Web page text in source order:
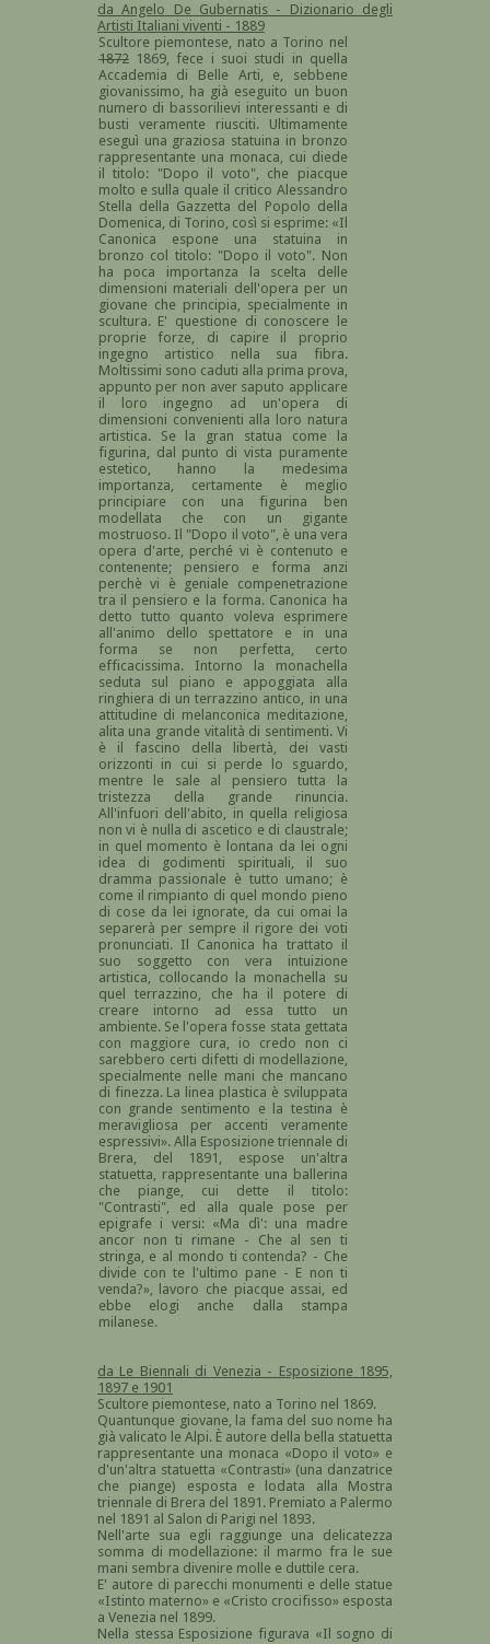
da Angelo De Gubernatis - Dizionario degli
Artisti Italiani viventi - 1889
Scultore piemontese, nato a Torino nel
18721869, fece i suoi studi in quella
Accademia di Belle Arti, e, sebbene
giovanissimo, ha già eseguito un buon
numero di bassorilievi interessanti e di
busti veramente riusciti. Ultimamente
eseguì una graziosa statuina in bronzo
rappresentante una monaca, cui diede
il titolo: "Dopo il voto", che piacque
molto e sulla quale il critico Alessandro
Stella della Gazzetta del Popolo della
Domenica, di Torino, così si esprime: «Il
Canonica espone una statuina in
bronzo col titolo: "Dopo il voto". Non
ha poca importanza la scelta delle
dimensioni materiali dell'opera per un
giovane che principia, specialmente in
scultura. E' questione di conoscere le
proprie forze, di capire il proprio
ingegno artistico nella sua fibra.
Moltissimi sono caduti alla prima prova,
appunto per non aver saputo applicare
il loro ingegno ad un'opera di
dimensioni convenienti alla loro natura
artistica. Se la gran statua come la
figurina, dal punto di vista puramente
estetico, hanno la medesima
importanza, certamente è meglio
principiare con una figurina ben
modellata che con un gigante
mostruoso. Il "Dopo il voto", è una vera
opera d'arte, perché vi è contenuto e
contenente; pensiero e forma anzi
perchè vi è geniale compenetrazione
tra il pensiero e la forma. Canonica ha
detto tutto quanto voleva esprimere
all'animo dello spettatore e in una
forma se non perfetta, certo
efficacissima. Intorno la monachella
seduta sul piano e appoggiata alla
ringhiera di un terrazzino antico, in una
attitudine di melanconica meditazione,
alita una grande vitalità di sentimenti. Vi
è il fascino della libertà, dei vasti
orizzonti in cui si perde lo sguardo,
mentre le sale al pensiero tutta la
tristezza della grande rinuncia.
All'infuori dell'abito, in quella religiosa
non vi è nulla di ascetico e di claustrale;
in quel momento è lontana da lei ogni
idea di godimenti spirituali, il suo
dramma passionale è tutto umano; è
come il rimpianto di quel mondo pieno
di cose da lei ignorate, da cui omai la
separerà per sempre il rigore dei voti
pronunciati. Il Canonica ha trattato il
suo soggetto con vera intuizione
artistica, collocando la monachella su
quel terrazzino, che ha il potere di
creare intorno ad essa tutto un
ambiente. Se l'opera fosse stata gettata
con maggiore cura, io credo non ci
sarebbero certi difetti di modellazione,
specialmente nelle mani che mancano
di finezza. La linea plastica è sviluppata
con grande sentimento e la testina è
meravigliosa per accenti veramente
espressivi». Alla Esposizione triennale di
Brera, del 1891, espose un'altra
statuetta, rappresentante una ballerina
che piange, cui dette il titolo:
"Contrasti", ed alla quale pose per
epigrafe i versi: «Ma dì': una madre
ancor non ti rimane - Che al sen ti
stringa, e al mondo ti contenda? - Che
divide con te l'ultimo pane - E non ti
venda?», lavoro che piacque assai, ed
ebbe elogi anche dalla stampa
milanese.
da Le Biennali di Venezia - Esposizione 1895,
1897 e 1901
Scultore piemontese, nato a Torino nel 1869.
Quantunque giovane, la fama del suo nome ha
già valicato le Alpi. È autore della bella statuetta
rappresentante una monaca «Dopo il voto» e
d'un'altra statuetta «Contrasti» (una danzatrice
che piange) esposta e lodata alla Mostra
triennale di Brera del 1891. Premiato a Palermo
nel 1891 al Salon di Parigi nel 1893.
Nell'arte sua egli raggiunge una delicatezza
somma di modellazione: il marmo fra le sue
mani sembra divenire molle e duttile cera.
E' autore di parecchi monumenti e delle statue
«Istinto materno» e «Cristo crocifisso» esposta
a Venezia nel 1899.
Nella stessa Esposizione figurava «Il sogno di